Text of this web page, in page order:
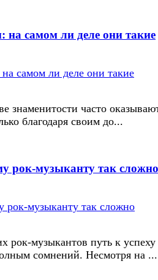
на самом ли деле они такие
знаменитости часто
благодаря своим до...
рок-музыканту так сложно
рок-музыкантов путь к успеху
сомнений. Несмотря на ...